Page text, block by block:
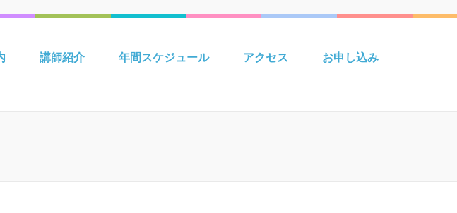
ー英語教室 Be Creative えいごきょうしつ
講師紹介 年間スケジュール アクセス お申し込み